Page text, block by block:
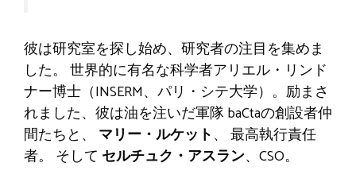
彼は研究室を探し始め、研究者の注目を集めま
した。 世界的に有名な科学者アリエル・リンド
ナー博士（INSERM、パリ・シテ大学）。励まさ
れました、彼は油を注いだ軍隊baCtaの創設者仲
間たちと、 マリー・ルケット、 最高執行責任
者。 そして セルチュク・アスラン、CSO。